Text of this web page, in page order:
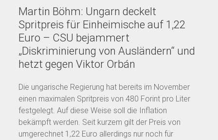
Martin Böhm: Ungarn deckelt
Spritpreis für Einheimische auf 1,22
Euro – CSU bejammert
„Diskriminierung von Ausländern“ und
hetzt gegen Viktor Orbán
Die ungarische Regierung hat bereits im November
einen maximalen Spritpreis von 480 Forint pro Liter
festgelegt. Auf diese Weise soll die Inflation
bekämpft werden. Seit kurzem gilt der Preis von
umgerechnet 1,22 Euro allerdings nur noch für